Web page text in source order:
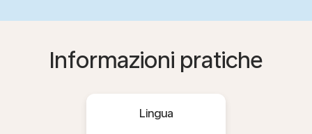
Informazioni pratiche
Lingua